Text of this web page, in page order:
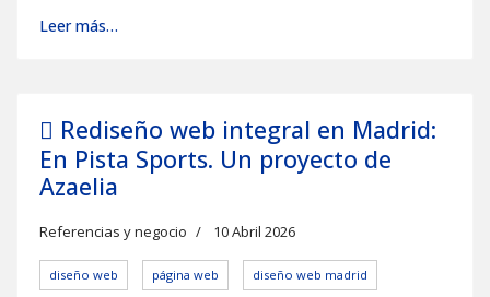
Leer más…
Rediseño web integral en Madrid:
En Pista Sports. Un proyecto de
Azaelia
Referencias y negocio 10 Abril 2026
diseño web página web diseño web madrid